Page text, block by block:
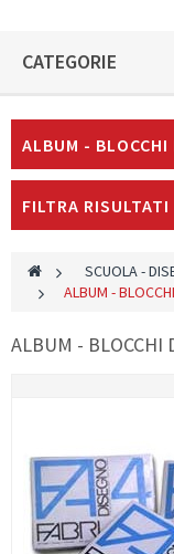
CATEGORIE
ALBUM - BLOCCHI
FILTRA RISULTATI
> SCUOLA -
>
ALBUM -
ALBUM - BLOCCHI